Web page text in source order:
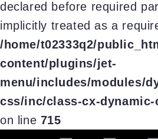
declared before required
implicitly treated as a
/home/t02333q2/
content/plugins/jet-
menu/includes/modules/
css/inc/class-cx-
on line 715